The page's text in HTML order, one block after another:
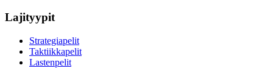
Lajityypit
Strategiapelit
Taktiikkapelit
Lastenpelit